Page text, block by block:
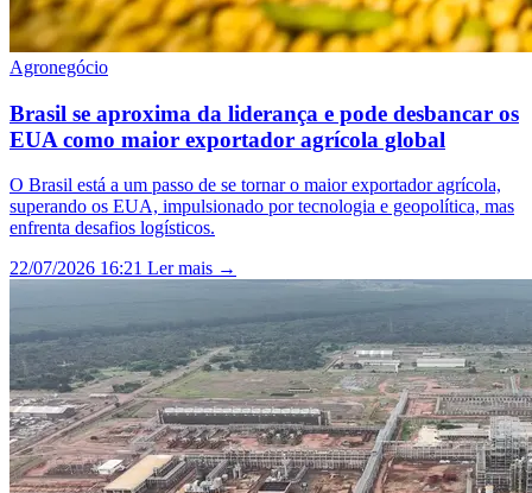
Agronegócio
Brasil se aproxima da liderança e pode desbancar os
EUA como maior exportador agrícola global
O Brasil está a um passo de se tornar o maior exportador agrícola,
superando os EUA, impulsionado por tecnologia e geopolítica, mas
enfrenta desafios logísticos.
22/07/2026 16:21 Ler mais →